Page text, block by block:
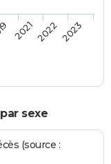
202120222023
sexe
(source :